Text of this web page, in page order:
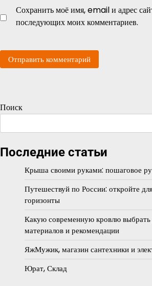
Сохранить моё имя, email и адрес
последующих моих комментариев.
Поиск
Последние статьи
Крыша своими руками: пошаговое
Путешествуй по России: откройте
горизонты
Какую современную кровлю выбрать
материалов и рекомендации
ЯжМужик, магазин сантехники и
Юрат, Склад